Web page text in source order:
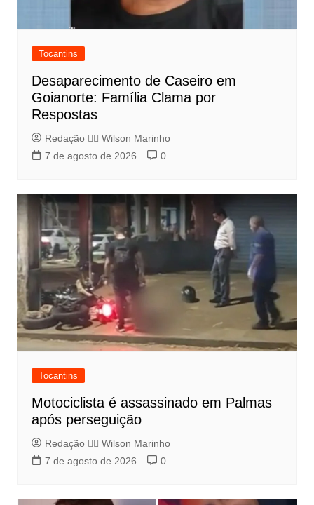
Tocantins
Desaparecimento de Caseiro em
Goianorte: Família Clama por
Respostas
Redação 👨‍⚖️​ Wilson Marinho
7 de agosto de 2026
0
Tocantins
Motociclista é assassinado em Palmas
após perseguição
Redação 👨‍⚖️​ Wilson Marinho
7 de agosto de 2026
0